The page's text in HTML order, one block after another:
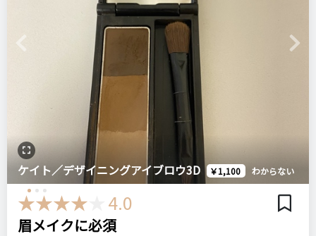
インテグレート グレイシィ
くり出しアイブロー
ドラコス
簡単 書き味最高 軽い力
＼ショップで商品を探す／
コメント（0 件）
ログイン
眉頭には塗りにくい
とくにありません。
おすすめする人・おすすめしない人
眉毛が比較的しっかりある方で、足りないところを足す程度の
方はとても使いやすい商品ではないでしょうか
くかくこともできるし太くかくこともできる。太さが調整でき
る所は良いところかなと思います。
ただ、こちらのペンタイプだけではなんだか不自然でうえから
さっとパウダーをのせています。さらに眉マスカラは私は必須
値段が安かったから良いですが、可もなく不可もなくって感じ
の商品でしょうか。
MAYBELLINE メイベリン ニューヨーク
ファッションブロウ パウダーインペンシル
Previous Next
ケイト／デザイニングアイブロウ3D ￥1,100 わからない
4.0
眉メイクに必須